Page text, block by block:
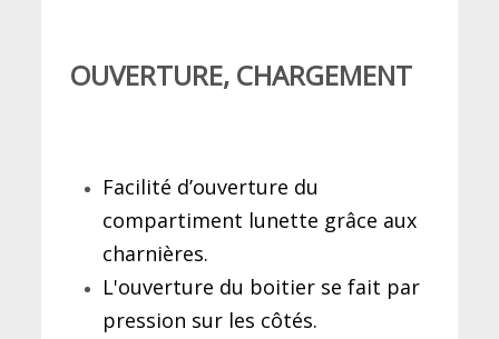
OUVERTURE, CHARGEMENT
Facilité d’ouverture du
compartiment lunette grâce aux
charnières.
L'ouverture du boitier se fait par
pression sur les côtés.